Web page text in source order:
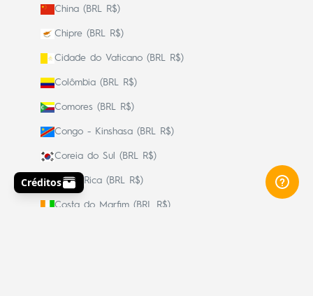
China (BRL R$)
Chipre (BRL R$)
Cidade do Vaticano (BRL R$)
Colômbia (BRL R$)
Comores (BRL R$)
Congo - Kinshasa (BRL R$)
Coreia do Sul (BRL R$)
Costa Rica (BRL R$)
Costa do Marfim (BRL R$)